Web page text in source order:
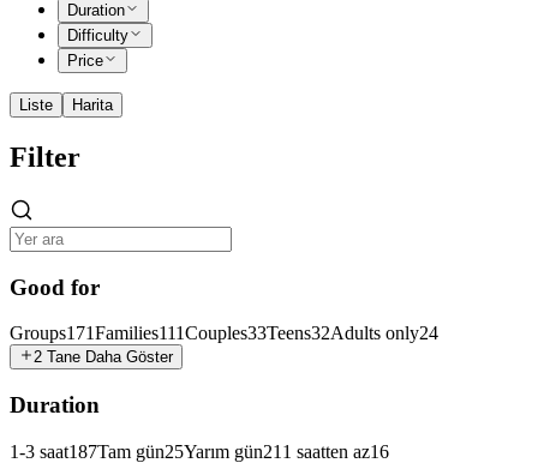
Duration
Difficulty
Price
Liste Harita
Filter
Good for
Groups171Families111Couples33Teens32Adults only24
2 Tane Daha Göster
Duration
1-3 saat187Tam gün25Yarım gün21 1 saatten az16